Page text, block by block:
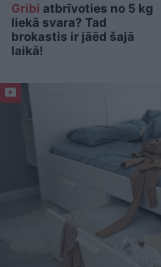
Gribi atbrīvoties no 5 kg
liekā svara? Tad
brokastis ir jāēd šajā
laikā!